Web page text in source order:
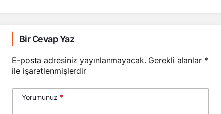
Bir Cevap Yaz
E-posta adresiniz yayınlanmayacak. Gerekli alanlar *
ile işaretlenmişlerdir
Yorumunuz *